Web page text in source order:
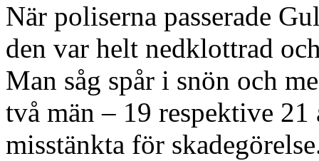
När poliserna passerade
den var helt nedklottrad
Man såg spår i snön och
två män – 19 respektive 21
misstänkta för